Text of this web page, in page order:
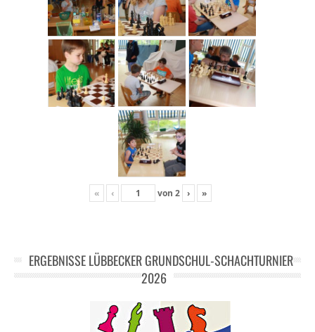
« ‹ von 2 › »
ERGEBNISSE LÜBBECKER GRUNDSCHUL-SCHACHTURNIER
2026